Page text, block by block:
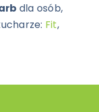
dla osób,
Fit,